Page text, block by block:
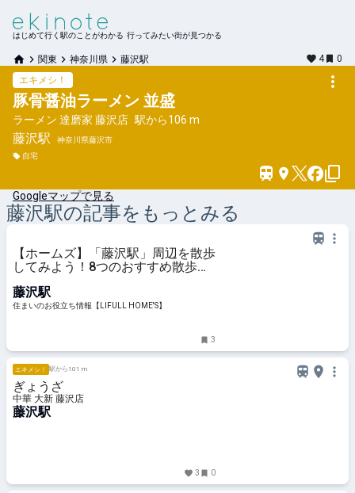
はじめて行く駅のことがわかる 行ってみたい街が見つかる
関東 神奈川県 藤沢駅 4
0
エキメシ！
豚骨醤油ラーメン 並盛
ラーメン 達磨家 藤沢店 駅から106 m
藤沢駅
神奈川県藤沢市
自宅
Googleマップで見る
藤沢駅の記事をもっとみる
【ホームズ】「藤沢駅」周辺を散歩
してみよう！8つのおすすめ散歩・
いのお役立ち情報
藤沢駅
住まいのお役立ち情報【LIFULL HOME'S】
3
エキメシ！ 駅から101 m
ぎょうざ
中華 大新 藤沢店
藤沢駅
3 0